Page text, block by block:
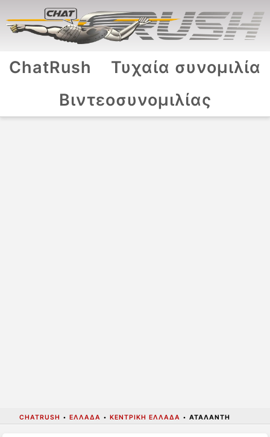
ChatRush
Τυχαία συνομιλία
Βιντεοσυνομιλίας
CHATRUSH • ΕΛΛΆΔΑ • ΚΕΝΤΡΙΚΉ ΕΛΛΆΔΑ • ΑΤΑΛΆΝΤΗ